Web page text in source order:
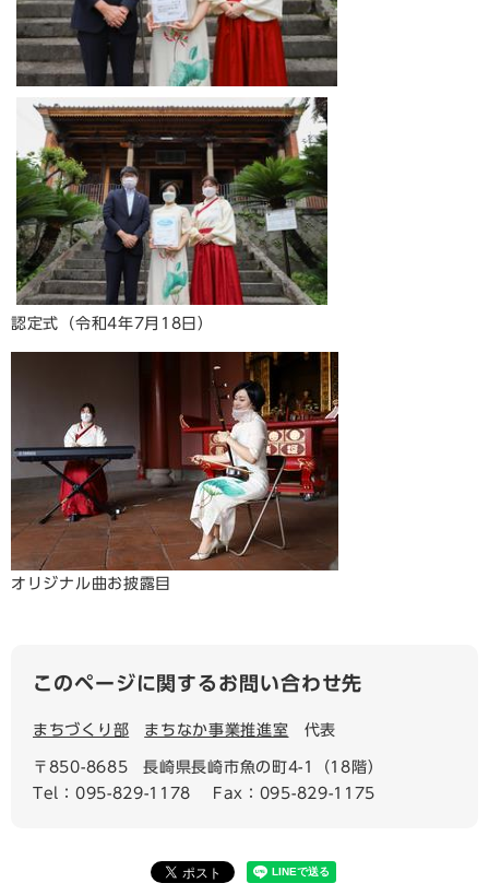
認定式（令和4年7月18日）
オリジナル曲お披露目
このページに関するお問い合わせ先
まちづくり部 まちなか事業推進室 代表
〒850-8685
長崎県長崎市魚の町4-1（18階）
Tel：095-829-1178
Fax：095-829-1175